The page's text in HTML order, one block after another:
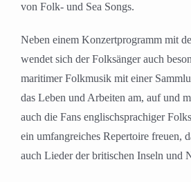
von Folk- und Sea Songs.
Neben einem Konzertprogramm mit
wendet sich der Folksänger auch
maritimer Folkmusik mit einer
das Leben und Arbeiten am, auf und
auch die Fans englischsprachiger
ein umfangreiches Repertoire freuen,
auch Lieder der britischen Inseln und